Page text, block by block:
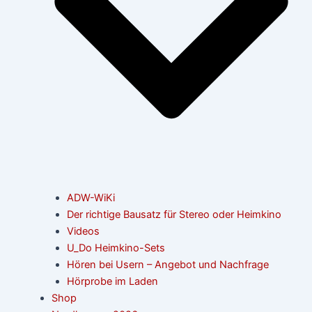
ADW-WiKi
Der richtige Bausatz für Stereo oder Heimkino
Videos
U_Do Heimkino-Sets
Hören bei Usern – Angebot und Nachfrage
Hörprobe im Laden
Shop